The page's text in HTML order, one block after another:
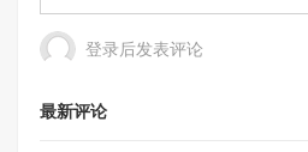
登录后发表评论
最新评论